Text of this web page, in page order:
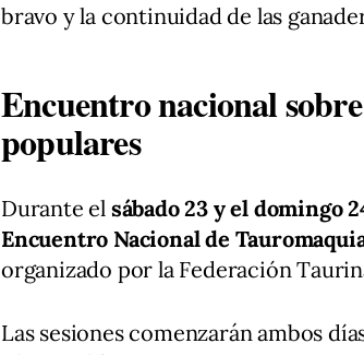
bravo y la continuidad de las
Encuentro nacional
populares
Durante el sábado 23 y el domingo
Encuentro Nacional de
organizado por la Federación
Las sesiones comenzarán ambos